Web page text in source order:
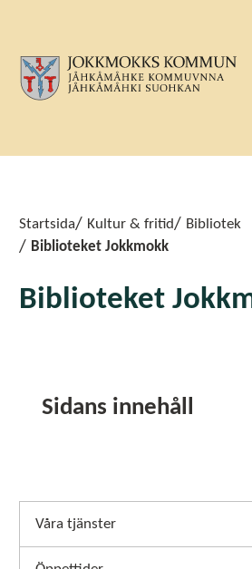
Startsida Kultur & fritid
Bibliotek
Biblioteket Jokkmokk
Biblioteket
Sidans innehåll
Våra tjänster